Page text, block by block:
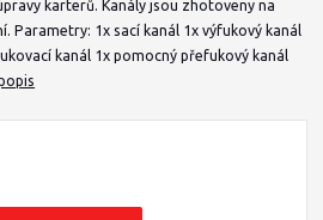
karterů. Kanály jsou zhotoveny na
Parametry: 1x sací kanál 1x výfukový kanál
kanál 1x pomocný přefukový kanál